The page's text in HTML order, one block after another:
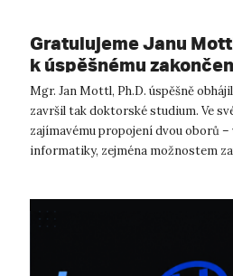
Gratulujeme Janu
k úspěšnému
studia!
Mgr. Jan Mottl, Ph.D. úspěšně
završil tak doktorské studium. Ve
zajímavému propojení dvou oborů –
informatiky, zejména možnostem